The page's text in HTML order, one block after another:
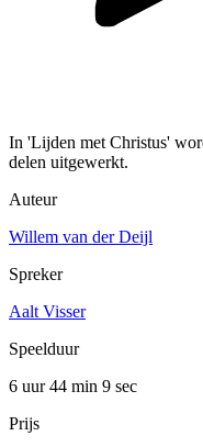
In 'Lijden met Christus'
delen uitgewerkt.
Auteur
Willem van der Deijl
Spreker
Aalt Visser
Speelduur
6 uur 44 min 9 sec
Prijs